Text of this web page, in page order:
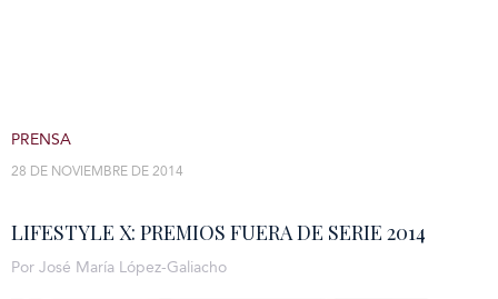
LIFESTYLE X: PREMIOS FUERA DE SERIE 2014
28 DE NOVIEMBRE DE 2014
PRENSA
Por José María López-Galiacho